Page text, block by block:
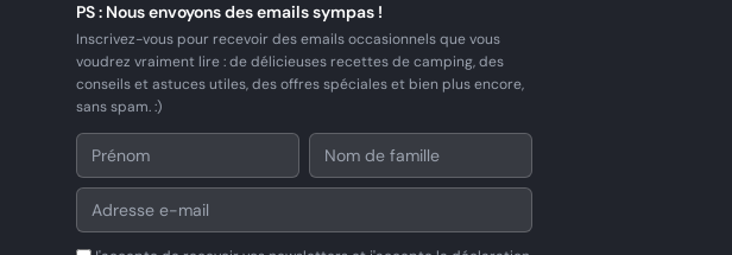
PS : Nous envoyons des emails sympas !
Inscrivez-vous pour recevoir des emails occasionnels que vous
voudrez vraiment lire : de délicieuses recettes de camping, des
conseils et astuces utiles, des offres spéciales et bien plus encore,
sans spam. :)